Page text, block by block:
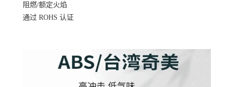
阻燃/额定火焰
通过 ROHS 认证